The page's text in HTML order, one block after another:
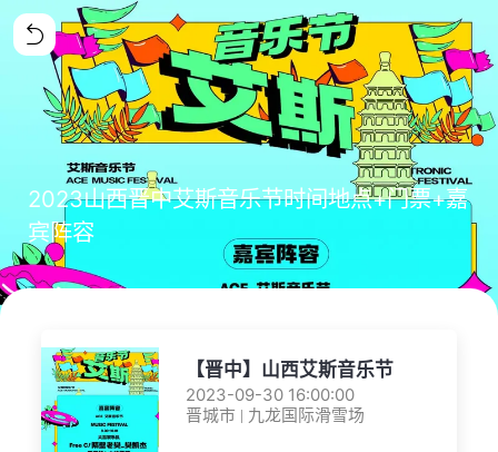
2023山西晋中艾斯音乐节时间地点+门票+嘉
宾阵容
【晋中】山西艾斯音乐节
2023-09-30 16:00:00
晋城市 | 九龙国际滑雪场